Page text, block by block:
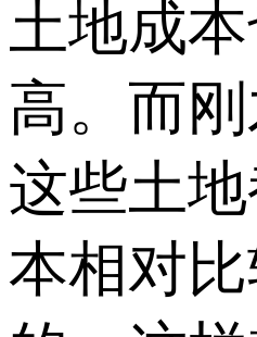
土地成
高。而
这些土
本相对